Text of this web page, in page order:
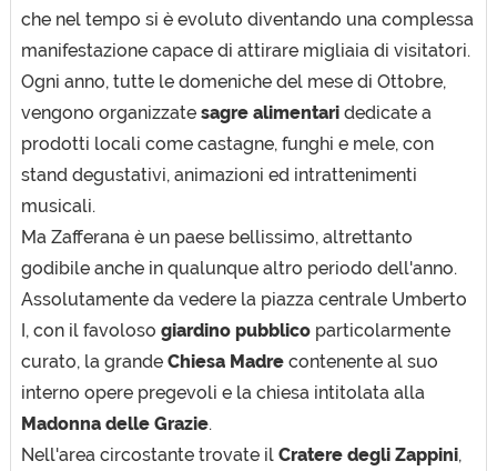
che nel tempo si è evoluto diventando una complessa
manifestazione capace di attirare migliaia di visitatori.
Ogni anno, tutte le domeniche del mese di Ottobre,
vengono organizzate sagre alimentari dedicate a
prodotti locali come castagne, funghi e mele, con
stand degustativi, animazioni ed intrattenimenti
musicali.
Ma Zafferana è un paese bellissimo, altrettanto
godibile anche in qualunque altro periodo dell'anno.
Assolutamente da vedere la piazza centrale Umberto
I, con il favoloso giardino pubblico particolarmente
curato, la grande Chiesa Madre contenente al suo
interno opere pregevoli e la chiesa intitolata alla
Madonna delle Grazie.
Nell'area circostante trovate il Cratere degli Zappini,